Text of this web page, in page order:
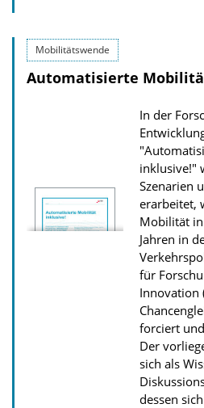
a
d
s
z
u
r
P
u
b
l
i
k
a
Mobilitätswende
Automatisierte
In der
inklusive!"
Szenarien
erarbeitet,
Mobilität
Jahren in
für
Innovation
forciert
Der
sich als
dessen